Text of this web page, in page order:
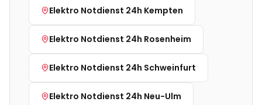
Elektro Notdienst 24h Kempten
Elektro Notdienst 24h Rosenheim
Elektro Notdienst 24h Schweinfurt
Elektro Notdienst 24h Neu-Ulm